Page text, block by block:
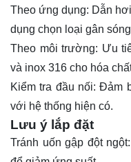
Theo ứng dụng: Dẫn
dụng chọn loại gân
Theo môi trường: Ưu
và inox 316 cho hóa
Kiểm tra đầu nối: Đảm
với hệ thống hiện có.
Lưu ý lắp đặt
Tránh uốn gập đột